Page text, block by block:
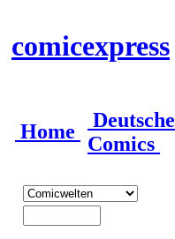
comicexpress
Home
Deutsche
Comics